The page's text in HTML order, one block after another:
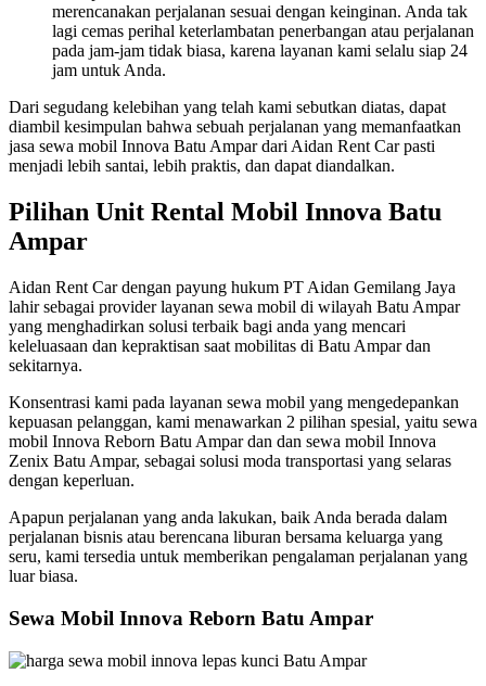
merencanakan perjalanan sesuai dengan keinginan. Anda tak
lagi cemas perihal keterlambatan penerbangan atau perjalanan
pada jam-jam tidak biasa, karena layanan kami selalu siap 24
jam untuk Anda.
Dari segudang kelebihan yang telah kami sebutkan diatas, dapat
diambil kesimpulan bahwa sebuah perjalanan yang memanfaatkan
jasa sewa mobil Innova Batu Ampar dari Aidan Rent Car pasti
menjadi lebih santai, lebih praktis, dan dapat diandalkan.
Pilihan Unit Rental Mobil Innova Batu
Ampar
Aidan Rent Car dengan payung hukum PT Aidan Gemilang Jaya
lahir sebagai provider layanan sewa mobil di wilayah Batu Ampar
yang menghadirkan solusi terbaik bagi anda yang mencari
keleluasaan dan kepraktisan saat mobilitas di Batu Ampar dan
sekitarnya.
Konsentrasi kami pada layanan sewa mobil yang mengedepankan
kepuasan pelanggan, kami menawarkan 2 pilihan spesial, yaitu sewa
mobil Innova Reborn Batu Ampar dan dan sewa mobil Innova
Zenix Batu Ampar, sebagai solusi moda transportasi yang selaras
dengan keperluan.
Apapun perjalanan yang anda lakukan, baik Anda berada dalam
perjalanan bisnis atau berencana liburan bersama keluarga yang
seru, kami tersedia untuk memberikan pengalaman perjalanan yang
luar biasa.
Sewa Mobil Innova Reborn Batu Ampar